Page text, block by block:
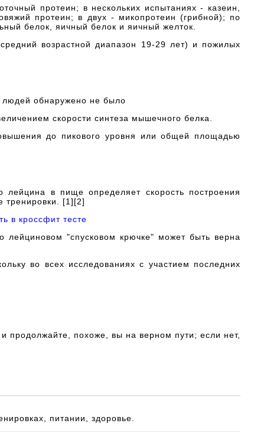
протеин; в нескольких испытаниях - казеин,
протеин; в двух - микопротеин (грибной); по
белок, яичный белок и яичный желток.
возрастной диапазон 19-29 лет) и пожилых
людей обнаружено не было
скорости синтеза мышечного белка.
до пикового уровня или общей площадью
лейцина в пище определяет скорость построения
тренировки. [1][2]
в кроссфит тесте
"спусковом крючке" может быть верна
во всех исследованиях с участием последних
продолжайте, похоже, вы на верном пути; если нет,
питании, здоровье.